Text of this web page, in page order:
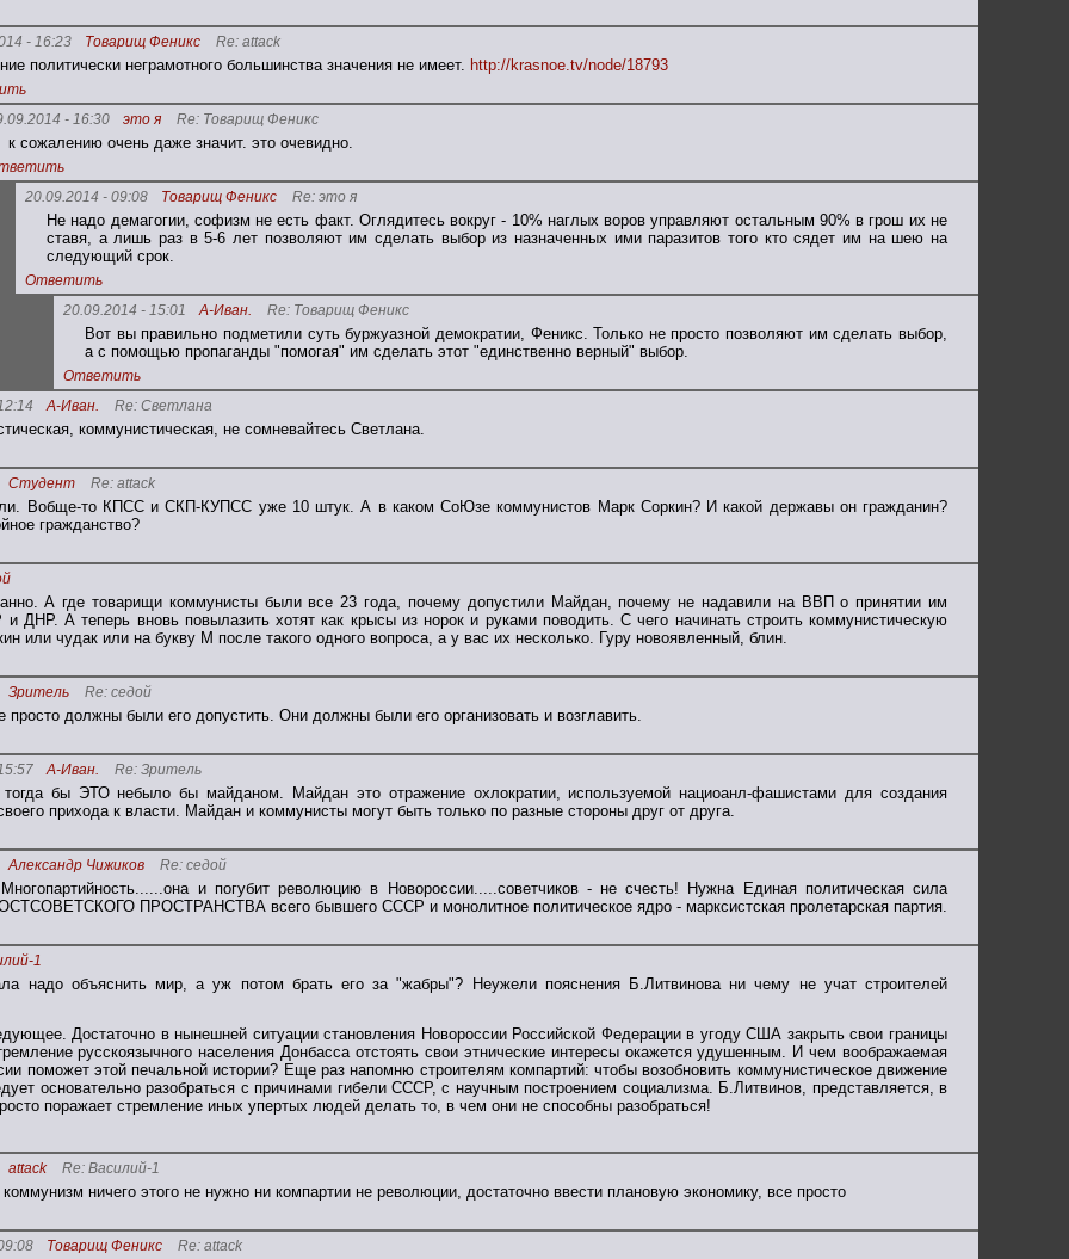
- 16:23
Товарищ Феникс Re: attack
политически неграмотного большинства значения не имеет. http://krasnoe.tv/node/18793
- 16:30
это я Re: Товарищ Феникс
к сожалению очень даже значит. это очевидно.
20.09.2014 - 09:08
Товарищ Феникс Re: это я
Не надо демагогии, софизм не есть факт. Оглядитесь вокруг - 10% наглых воров управляют остальным 90% в грош их не
ставя, а лишь раз в 5-6 лет позволяют им сделать выбор из назначенных ими паразитов того кто сядет им на шею на
следующий срок.
Ответить
20.09.2014 - 15:01
А-Иван. Re: Товарищ Феникс
Вот вы правильно подметили суть буржуазной демократии, Феникс. Только не просто позволяют им сделать выбор,
а с помощью пропаганды "помогая" им сделать этот "единственно верный" выбор.
Ответить
А-Иван. Re: Светлана
коммунистическая, не сомневайтесь Светлана.
Студент Re: attack
Вобще-то КПСС и СКП-КУПСС уже 10 штук. А в каком СоЮзе коммунистов Марк Соркин? И какой державы он гражданин?
гражданство?
А где товарищи коммунисты были все 23 года, почему допустили Майдан, почему не надавили на ВВП о принятии им
и ДНР. А теперь вновь повылазить хотят как крысы из норок и руками поводить. С чего начинать строить коммунистическую
или чудак или на букву М после такого одного вопроса, а у вас их несколько. Гуру новоявленный, блин.
Зритель Re: седой
просто должны были его допустить. Они должны были его организовать и возглавить.
А-Иван. Re: Зритель
тогда бы ЭТО небыло бы майданом. Майдан это отражение охлократии, используемой нациоанл-фашистами для создания
прихода к власти. Майдан и коммунисты могут быть только по разные стороны друг от друга.
Александр Чижиков Re: седой
и погубит революцию в Новороссии.....советчиков - не счесть! Нужна Единая политическая сила
ПРОСТРАНСТВА всего бывшего СССР и монолитное политическое ядро - марксистская пролетарская партия.
1
надо объяснить мир, а уж потом брать его за "жабры"? Неужели пояснения Б.Литвинова ни чему не учат строителей
Достаточно в нынешней ситуации становления Новороссии Российской Федерации в угоду США закрыть свои границы
русскоязычного населения Донбасса отстоять свои этнические интересы окажется удушенным. И чем воображаемая
поможет этой печальной истории? Еще раз напомню строителям компартий: чтобы возобновить коммунистическое движение
основательно разобраться с причинами гибели СССР, с научным построением социализма. Б.Литвинов, представляется, в
поражает стремление иных упертых людей делать то, в чем они не способны разобраться!
attack Re: Василий-1
ничего этого не нужно ни компартии не революции, достаточно ввести плановую экономику, все просто
Товарищ Феникс Re: attack